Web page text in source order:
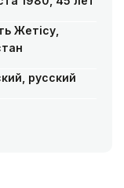
Жетісу,
русский